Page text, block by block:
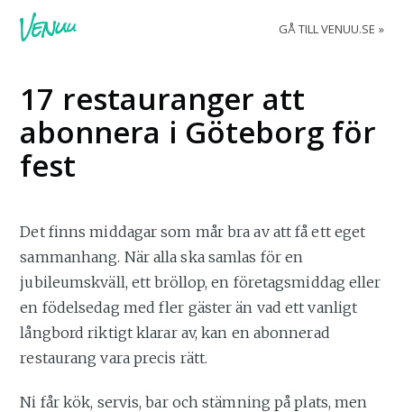
GÅ TILL VENUU.SE
17 restauranger att
abonnera i Göteborg för
fest
Det finns middagar som mår bra av att få ett eget
sammanhang. När alla ska samlas för en
jubileumskväll, ett bröllop, en företagsmiddag eller
en födelsedag med fler gäster än vad ett vanligt
långbord riktigt klarar av, kan en abonnerad
restaurang vara precis rätt.
Ni får kök, servis, bar och stämning på plats, men